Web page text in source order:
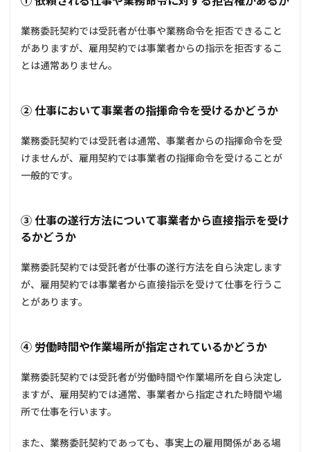
件、支
**
3.1.4
4. **成
3.1.5
委託**
3.1.6
6. **秘
3.1.7
7. **反
勢力の
排除**
8. **禁
3.1.9
9. **契
約解除
**
3.1.10
害賠償**
業務委託契約では受託者が仕事や業務命令を拒否できること
がありますが、雇用契約では事業者からの指示を拒否するこ
とは通常ありません。
② 仕事において事業者の指揮命令を受けるかどうか
業務委託契約では受託者は通常、事業者からの指揮命令を受
けませんが、雇用契約では事業者の指揮命令を受けることが
一般的です。
③ 仕事の遂行方法について事業者から直接指示を受け
るかどうか
業務委託契約では受託者が仕事の遂行方法を自ら決定します
が、雇用契約では事業者から直接指示を受けて仕事を行うこ
とがあります。
④ 労働時間や作業場所が指定されているかどうか
業務委託契約では受託者が労働時間や作業場所を自ら決定し
ますが、雇用契約では通常、事業者から指定された時間や場
所で仕事を行います。
また、業務委託契約であっても、事実上の雇用関係がある場